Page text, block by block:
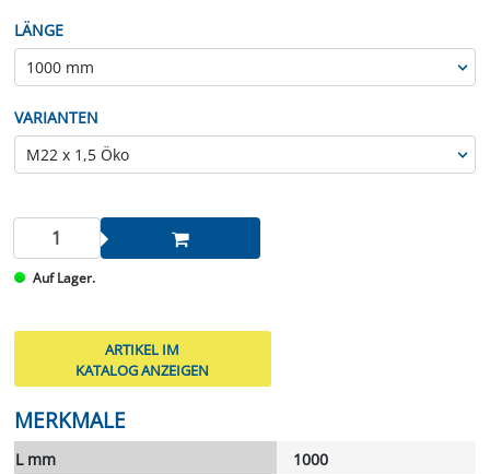
LÄNGE
VARIANTEN
Auf Lager.
ARTIKEL IM
KATALOG ANZEIGEN
MERKMALE
L mm 1000